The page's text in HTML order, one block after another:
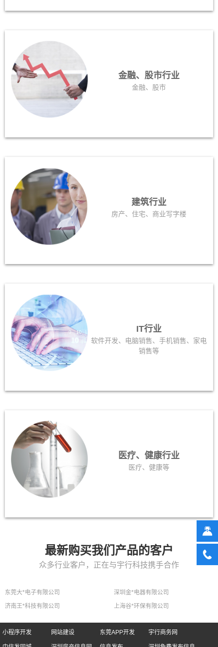
金融、股市行业
金融、股市
建筑行业
房产、住宅、商业写字楼
IT行业
软件开发、电脑销售、手机销售、家电
销售等
医疗、健康行业
医疗、健康等
最新购买我们产品的客户
众多行业客户，正在与宇行科技携手合作
东莞大*电子有限公司
深圳金*电器有限公司
济南王*科技有限公司
上海谷*环保有限公司
小程序开发 网站建设 东莞APP开发 宇行商务网